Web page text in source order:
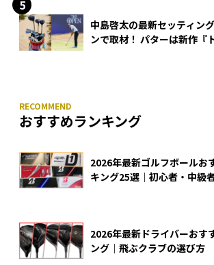
中島啓太の最新セッティン
ンで取材！ パターは新作『
おすすめランキング
2026年最新ゴルフボールお
キング25選｜初心者・中級
2026年最新ドライバーおす
ング｜飛ぶクラブの選び方